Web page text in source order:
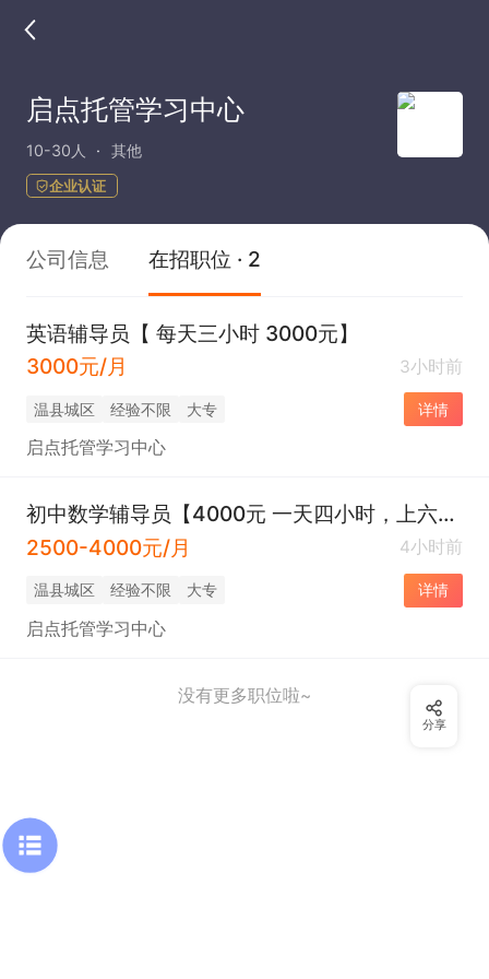
启点托管学习中心
10-30人 其他
企业认证
公司信息 在招职位 · 2
英语辅导员【 每天三小时 3000元】
3000元/月
3小时前
温县城区 经验不限 大专 详情
启点托管学习中心
初中数学辅导员【4000元 一天四小时，上六休一】
2500-4000元/月
4小时前
温县城区 经验不限 大专 详情
启点托管学习中心
没有更多职位啦~
分享